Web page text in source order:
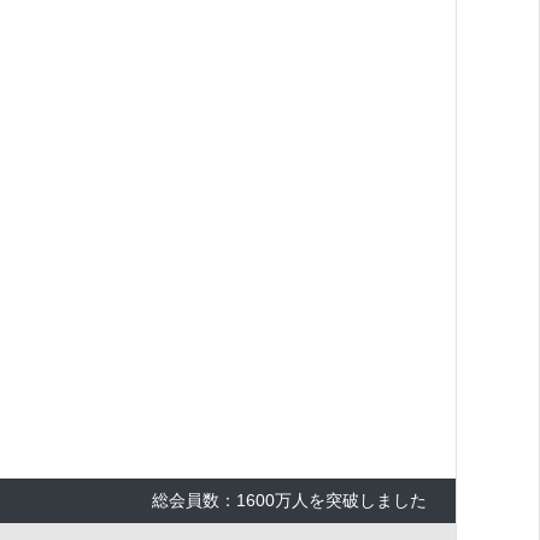
総会員数：1600万人を突破しました